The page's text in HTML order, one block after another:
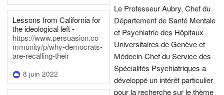
Lessons from California for
the ideological left -
https://www.persuasion.co
mmunity/p/why-democrats-
are-recalling-their
8 juin 2022
Le Professeur Aubry, Chef du
Département de Santé Mentale
et Psychiatrie des Hôpitaux
Universitaires de Genève et
Médecin-Chef du Service des
Spécialités Psychiatriques a
développé un intérêt particulier
pour la recherche sur le thème